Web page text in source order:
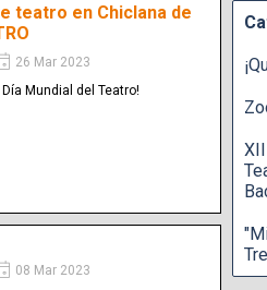
teatro en Chiclana de
26 Mar 2023
Mundial del Teatro!
08 Mar 2023